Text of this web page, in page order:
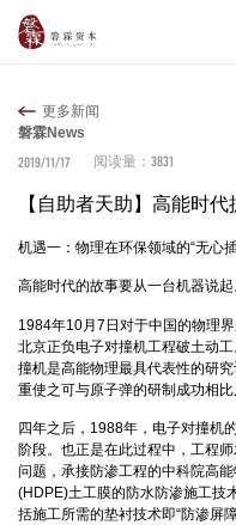
更多新闻
磐霖News
2019/11/17
阅读量： 3831
【自助者天助】高能时
机遇一：物理在环保领域的“无心
高能时代的故事要从一台机器说起
1984年10月7日对于中国的物理
北京正负电子对撞机工程破土动
撞机是高能物理最具代表性的研
重使之可与原子弹的研制成功相比
四年之后，1988年，电子对撞机
阶段。也正是在此过程中，工程
问题，承接防渗工程的中科院高
(HDPE)土工膜的防水防渗施工技
括施工所需的垫衬技术即“防渗屏障